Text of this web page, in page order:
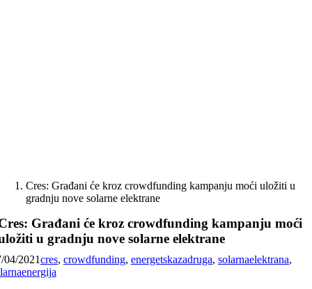
Cres: Građani će kroz crowdfunding kampanju moći uložiti u
gradnju nove solarne elektrane
Građani će kroz crowdfunding kampanju moći
u gradnju nove solarne elektrane
04/2021cres, crowdfunding, energetskazadruga, solarnaelektrana,